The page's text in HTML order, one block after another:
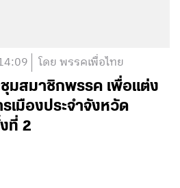
โดย พรรคเพื่อไทย
ชุมสมาชิกพรรค เพื่อแต่ง
เมืองประจำจังหวัด
ที่ 2